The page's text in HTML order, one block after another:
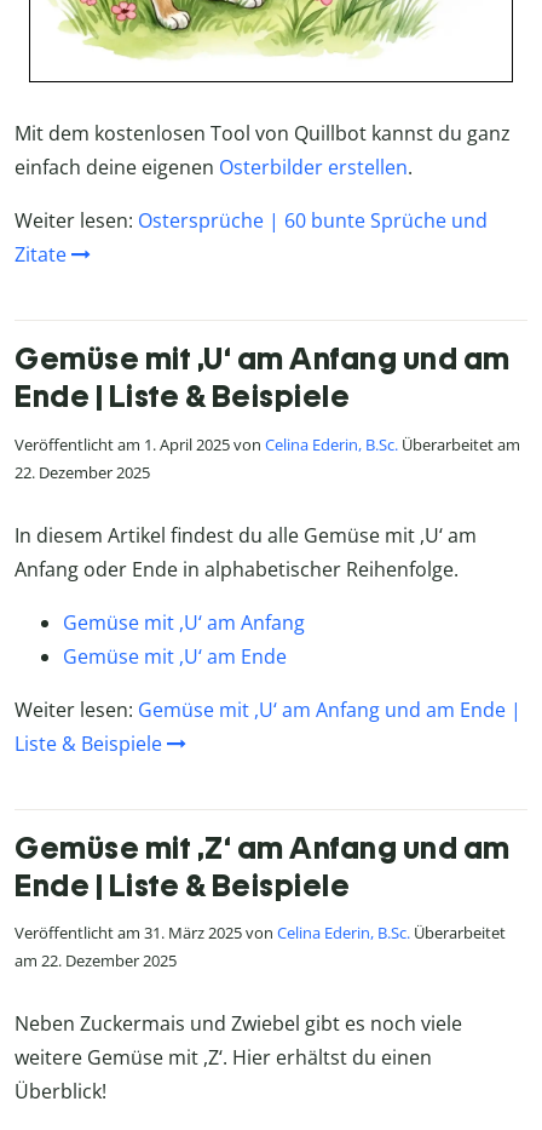
Mit dem kostenlosen Tool von Quillbot kannst du ganz
einfach deine eigenen Osterbilder erstellen.
Weiter lesen: Ostersprüche | 60 bunte Sprüche und
Zitate
Gemüse mit ,U‘ am Anfang und am
Ende | Liste & Beispiele
Veröffentlicht am 1. April 2025 von Celina Ederin, B.Sc. Überarbeitet am
22. Dezember 2025
In diesem Artikel findest du alle Gemüse mit ,U‘ am
Anfang oder Ende in alphabetischer Reihenfolge.
Gemüse mit ,U‘ am Anfang
Gemüse mit ,U‘ am Ende
Weiter lesen: Gemüse mit ,U‘ am Anfang und am Ende |
Liste & Beispiele
Gemüse mit ,Z‘ am Anfang und am
Ende | Liste & Beispiele
Veröffentlicht am 31. März 2025 von Celina Ederin, B.Sc. Überarbeitet
am 22. Dezember 2025
Neben Zuckermais und Zwiebel gibt es noch viele
weitere Gemüse mit ,Z‘. Hier erhältst du einen
Überblick!